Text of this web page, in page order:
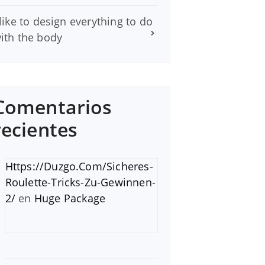
to design everything to do
the body
Https://Duzgo.Com/Sicheres-
Roulette-Tricks-Zu-Gewinnen-
2/en Huge Package